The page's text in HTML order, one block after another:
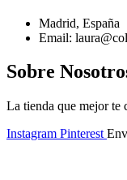
Madrid, España
Email:
Sobre
La tienda que mejor te
Instagram Pinterest